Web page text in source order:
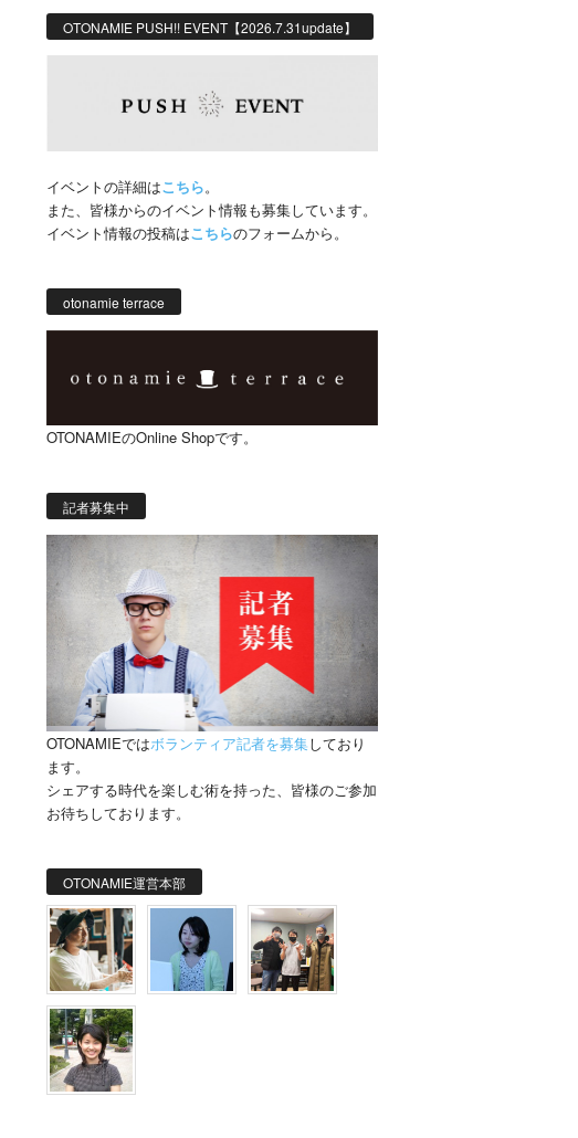
OTONAMIE PUSH!! EVENT【2026.7.31update】
イベントの詳細はこちら。
また、皆様からのイベント情報も募集しています。
イベント情報の投稿はこちらのフォームから。
otonamie terrace
OTONAMIEのOnline Shopです。
記者募集中
OTONAMIEではボランティア記者を募集しており
ます。
シェアする時代を楽しむ術を持った、皆様のご参加
お待ちしております。
OTONAMIE運営本部